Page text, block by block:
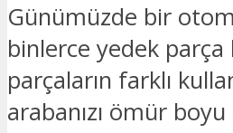
Günümüzde bir
binlerce yedek parça
parçaların farklı
arabanızı ömür